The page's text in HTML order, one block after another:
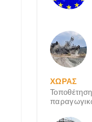
ΧΩΡΑΣ